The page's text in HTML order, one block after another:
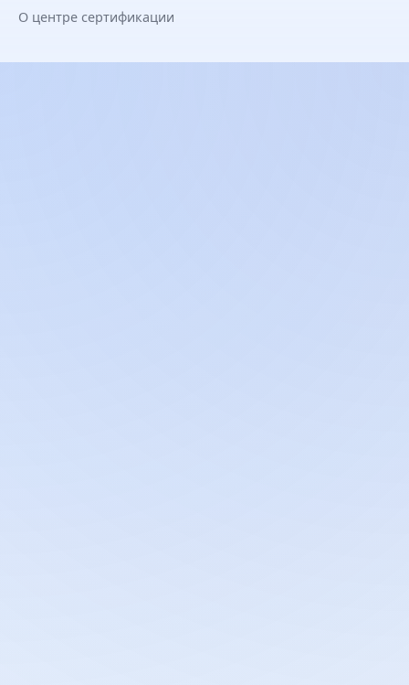
О центре сертификации